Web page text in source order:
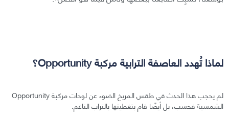
لماذا تُهدد العاصفة الترابية مركبة Opportunity؟
لم يحجب هذا الحدث في طقس المريخ الضوء عن لوحات مركبة Opportunity
الشمسية فحسب، بل أيضًا قام بتغطيتها بالتراب الناعم.